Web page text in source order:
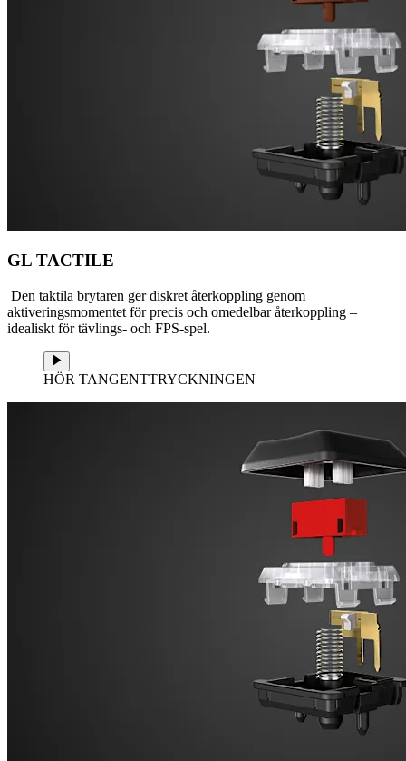
GL TACTILE
Den taktila brytaren ger diskret återkoppling genom
aktiveringsmomentet för precis och omedelbar återkoppling –
idealiskt för tävlings- och FPS-spel.
HÖR TANGENTTRYCKNINGEN